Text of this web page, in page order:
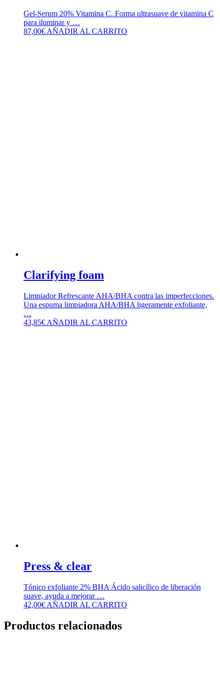
Gel-Serum 20% Vitamina C. Forma ultrasuave de vitamina C
para iluminar y …
87,00€AÑADIR AL CARRITO
Clarifying foam
Limpiador Refrescante AHA/BHA contra las imperfecciones.
Una espuma limpiadora AHA/BHA ligeramente exfoliante,
…
43,85€ AÑADIR AL CARRITO
Press & clear
Tónico exfoliante 2% BHA Ácido salicílico de liberación
suave, ayuda a mejorar …
42,00€ AÑADIR AL CARRITO
Productos relacionados